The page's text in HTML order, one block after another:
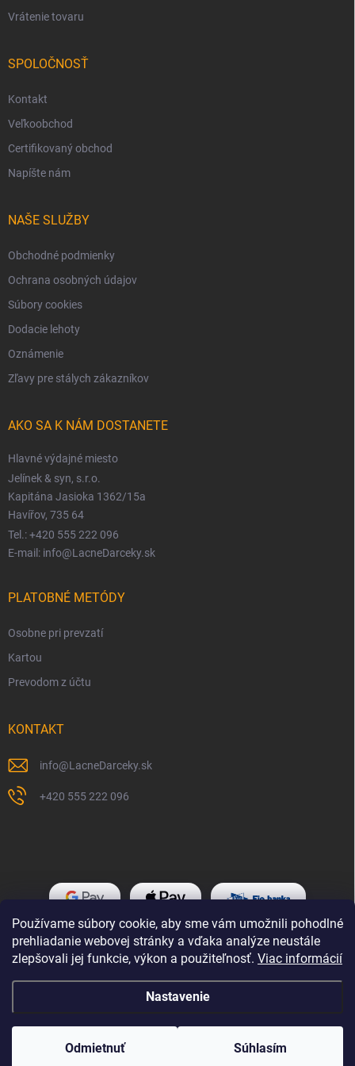
Používame súbory cookie, aby sme vám umožnili pohodlné
prehliadanie webovej stránky a vďaka analýze neustále
zlepšovali jej funkcie, výkon a použiteľnosť. Viac informácií
Nastavenie
Odmietnuť Súhlasím
Vrátenie tovaru
SPOLOČNOSŤ
Kontakt
Veľkoobchod
Certifikovaný obchod
Napíšte nám
NAŠE SLUŽBY
Obchodné podmienky
Ochrana osobných údajov
Súbory cookies
Dodacie lehoty
Oznámenie
Zľavy pre stálych zákazníkov
AKO SA K NÁM DOSTANETE
Hlavné výdajné miesto
Jelínek & syn, s.r.o.
Kapitána Jasioka 1362/15a
Havířov, 735 64
Tel.: +420 555 222 096
E-mail: info@LacneDarceky.sk
PLATOBNÉ METÓDY
Osobne pri prevzatí
Kartou
Prevodom z účtu
KONTAKT
info@LacneDarceky.sk
+420 555 222 096
Copyright 2026LacneDarceky.sk . Všetky práva vyhradené.